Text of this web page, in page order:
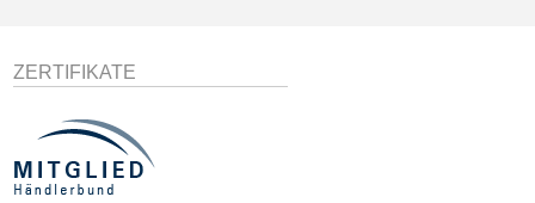
ZERTIFIKATE